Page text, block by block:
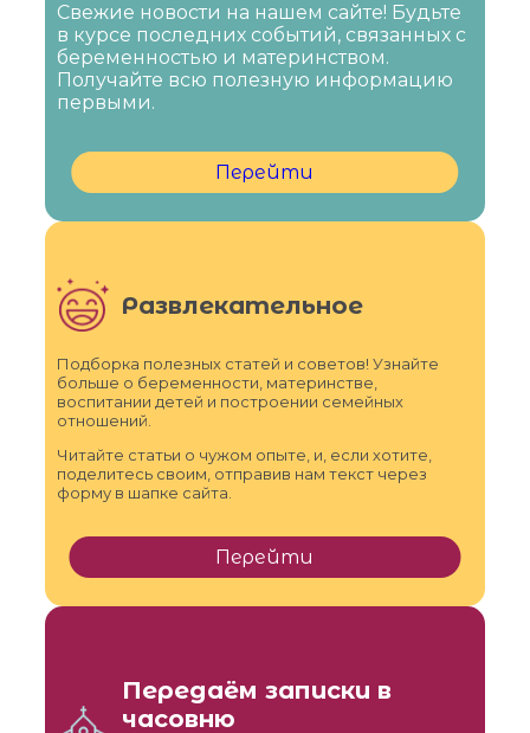
Свежие новости на нашем сайте! Будьте
в курсе последних событий, связанных с
беременностью и материнством.
Получайте всю полезную информацию
первыми.
Перейти
Развлекательное
Подборка полезных статей и советов! Узнайте
больше о беременности, материнстве,
воспитании детей и построении семейных
отношений.
Читайте статьи о чужом опыте, и, если хотите,
поделитесь своим, отправив нам текст через
форму в шапке сайта.
Перейти
Передаём записки в
часовню